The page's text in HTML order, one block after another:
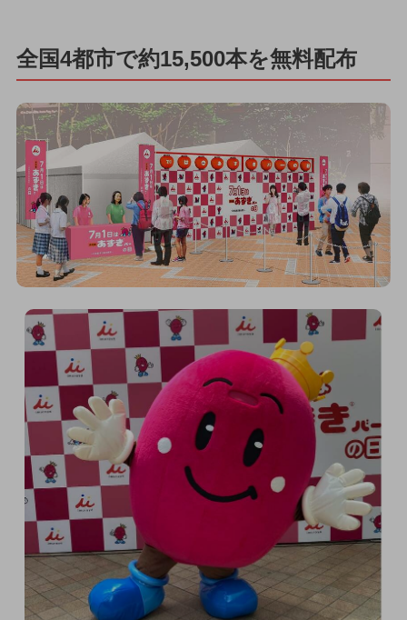
全国4都市で約15,500本を無料配布